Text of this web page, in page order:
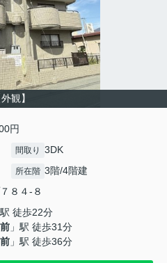
外観】
円
間取り 3DK
所在階 3階/4階建
７８４-８
駅 徒歩22分
」駅 徒歩31分
」駅 徒歩36分